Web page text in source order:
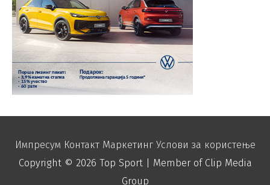
Импресум Контакт Маркетинг Услови за користење
Copyright © 2026 Top Sport| Member of Clip Media
Group